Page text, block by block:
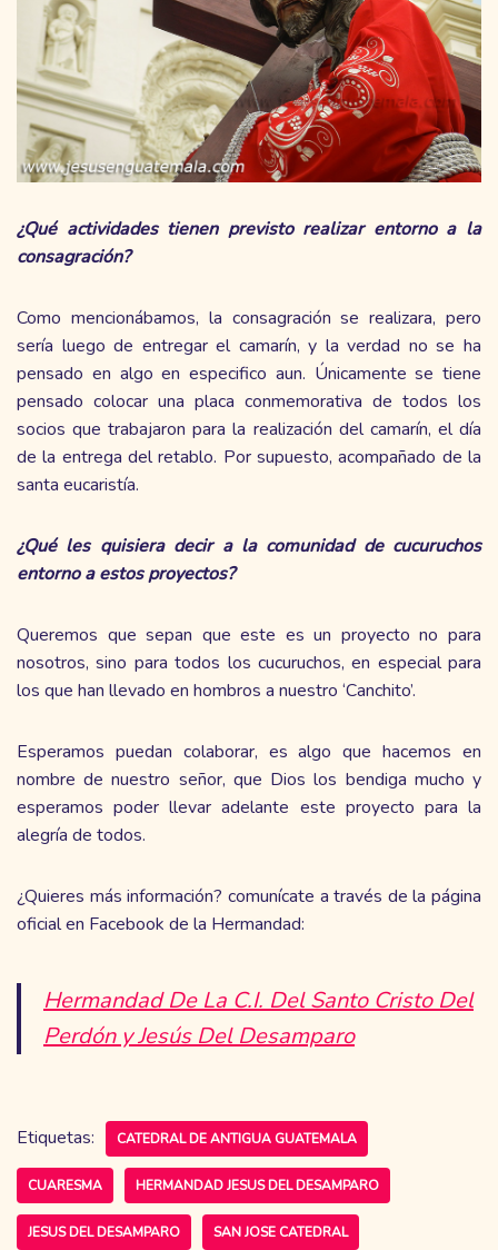
¿Qué actividades tienen previsto realizar entorno a la
consagración?
Como mencionábamos, la consagración se realizara, pero
sería luego de entregar el camarín, y la verdad no se ha
pensado en algo en especifico aun. Únicamente se tiene
pensado colocar una placa conmemorativa de todos los
socios que trabajaron para la realización del camarín, el día
de la entrega del retablo. Por supuesto, acompañado de la
santa eucaristía.
¿Qué les quisiera decir a la comunidad de cucuruchos
entorno a estos proyectos?
Queremos que sepan que este es un proyecto no para
nosotros, sino para todos los cucuruchos, en especial para
los que han llevado en hombros a nuestro ‘Canchito’.
Esperamos puedan colaborar, es algo que hacemos en
nombre de nuestro señor, que Dios los bendiga mucho y
esperamos poder llevar adelante este proyecto para la
alegría de todos.
¿Quieres más información? comunícate a través de la página
oficial en Facebook de la Hermandad:
Hermandad De La C.I. Del Santo Cristo Del
Perdón y Jesús Del Desamparo
Etiquetas: CATEDRAL DE ANTIGUA GUATEMALA
CUARESMA HERMANDAD JESUS DEL DESAMPARO
JESUS DEL DESAMPARO SAN JOSE CATEDRAL